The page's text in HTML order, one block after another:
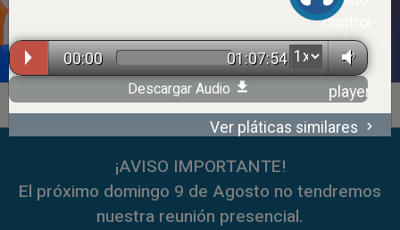
59:35
¡AVISO IMPORTANTE!
El próximo domingo 9 de Agosto no tendremos
nuestra reunión presencial.
00:00 01:07:54
Descargar Audio
Ver pláticas similares